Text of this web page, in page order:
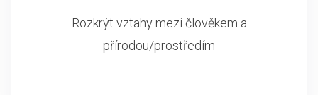
Rozkrýt vztahy mezi člověkem a
přírodou/prostředím